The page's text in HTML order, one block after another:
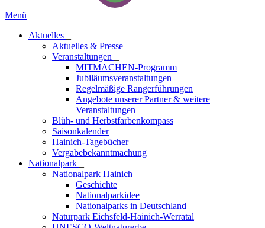
Menü
Aktuelles
Aktuelles & Presse
Veranstaltungen
MITMACHEN-Programm
Jubiläumsveranstaltungen
Regelmäßige Rangerführungen
Angebote unserer Partner & weitere
Veranstaltungen
Blüh- und Herbstfarbenkompass
Saisonkalender
Hainich-Tagebücher
Vergabebekanntmachung
National­park
Nationalpark Hainich
Geschichte
Nationalparkidee
Nationalparks in Deutschland
Naturpark Eichsfeld-Hainich-Werratal